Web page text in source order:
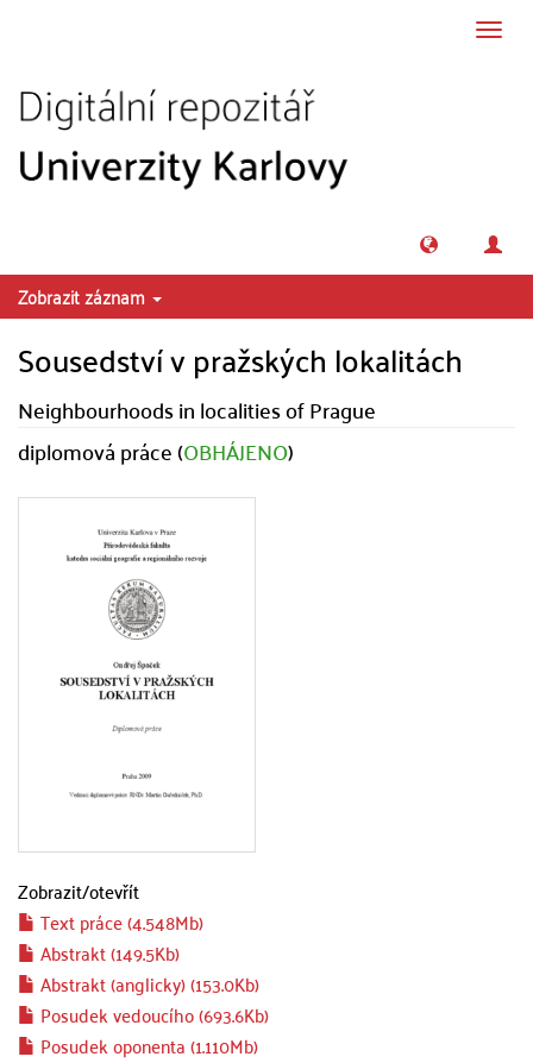
Zobrazit záznam
Sousedství v pražských lokalitách
Neighbourhoods in localities of Prague
diplomová práce (OBHÁJENO)
Zobrazit/otevřít
Text práce (4.548Mb)
Abstrakt (149.5Kb)
Abstrakt (anglicky) (153.0Kb)
Posudek vedoucího (693.6Kb)
Posudek oponenta (1.110Mb)